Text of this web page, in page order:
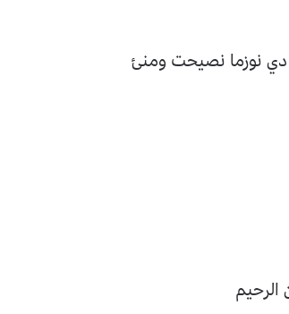
دي نوزما نصيحت ومنئ